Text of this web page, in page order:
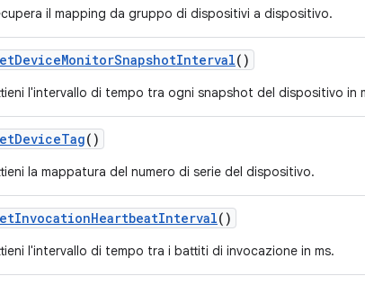
il mapping da gruppo di dispositivi a dispositivo.
DeviceMonitorSnapshotInterval()
l'intervallo di tempo tra ogni snapshot del dispositivo in
DeviceTag()
la mappatura del numero di serie del dispositivo.
InvocationHeartbeatInterval()
l'intervallo di tempo tra i battiti di invocazione in ms.